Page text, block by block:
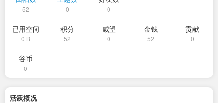
52 0 0
已用空间
0 B
积分
52
威望
0
金钱
52
贡献
0
谷币
0
活跃概况